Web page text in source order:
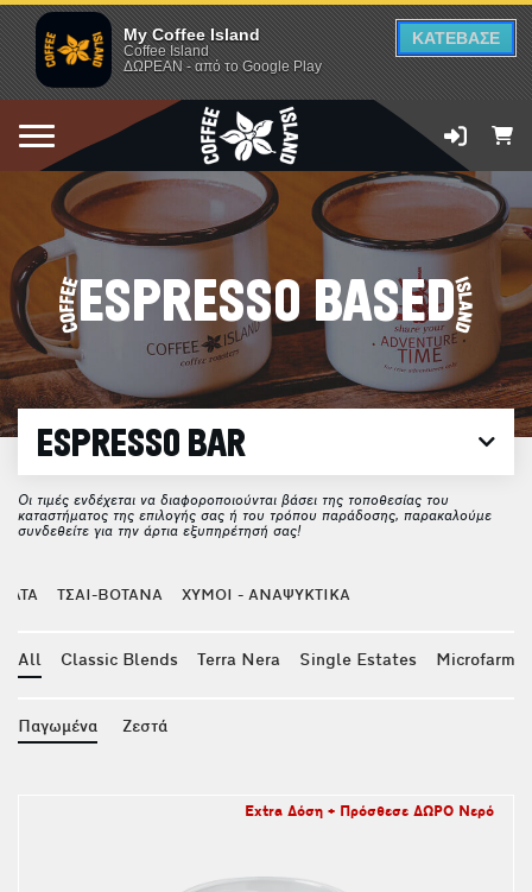
My Coffee Island
Coffee Island
ΔΩΡΕΑΝ - από το Google Play
ΚΑΤΕΒΑΣΕ
ESPRESSO BASED
ESPRESSO BAR
Οι τιμές ενδέχεται να διαφοροποιούνται βάσει της τοποθεσίας του
καταστήματος της επιλογής σας ή του τρόπου παράδοσης, παρακαλούμε
συνδεθείτε για την άρτια εξυπηρέτησή σας!
ΤΣΑΙ-ΒΟΤΑΝΑ ΧΥΜΟΙ - ΑΝΑΨΥΚΤΙΚΑ
All Classic Blends Terra Nera Single Estates Microfarm
Παγωμένα Ζεστά
Extra Δόση + Πρόσθεσε ΔΩΡΟ Νερό